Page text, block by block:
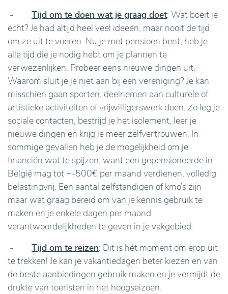
- Tijd om te doen wat je graag doet: Wat boeit je
echt? Je had altijd heel veel ideeën, maar nooit de tijd
om ze uit te voeren. Nu je met pensioen bent, heb je
alle tijd die je nodig hebt om je plannen te
verwezenlijken. Probeer eens nieuwe dingen uit.
Waarom sluit je je niet aan bij een vereniging? Je kan
misschien gaan sporten, deelnemen aan culturele of
artistieke activiteiten of vrijwilligerswerk doen. Zo leg je
sociale contacten, bestrijd je het isolement, leer je
nieuwe dingen en krijg je meer zelfvertrouwen. In
sommige gevallen heb je de mogelijkheid om je
financiën wat te spijzen, want een gepensioneerde in
België mag tot +-500€ per maand verdienen, volledig
belastingvrij. Een aantal zelfstandigen of kmo’s zijn
maar wat graag bereid om van je kennis gebruik te
maken en je enkele dagen per maand
verantwoordelijkheden te geven in je vakgebied.
- Tijd om te reizen: Dit is hét moment om erop uit
te trekken! Je kan je vakantiedagen beter kiezen en van
de beste aanbiedingen gebruik maken en je vermijdt de
drukte van toeristen in het hoogseizoen.